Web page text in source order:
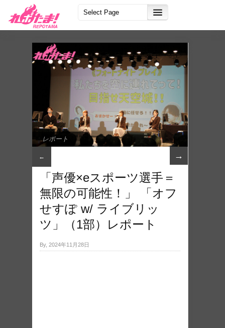
レポート
← →
「声優×eスポーツ選手＝
無限の可能性！」 「オフ
せすぽ w/ ライブリッ
ツ」（1部）レポート
By, 2024年11月28日